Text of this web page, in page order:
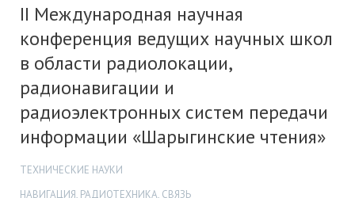
II Международная научная
конференция ведущих научных школ
в области радиолокации,
радионавигации и
радиоэлектронных систем передачи
информации «Шарыгинские чтения»
ТЕХНИЧЕСКИЕ НАУКИ
НАВИГАЦИЯ, РАДИОТЕХНИКА, СВЯЗЬ